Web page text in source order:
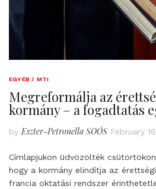
EGYÉB / MTI
Megreformálja az
kormány – a fogadtatás
by Eszter-Petronella SOÓS February
Címlapjukon üdvözölték
hogy a kormány elindítja az
francia oktatási rendszer